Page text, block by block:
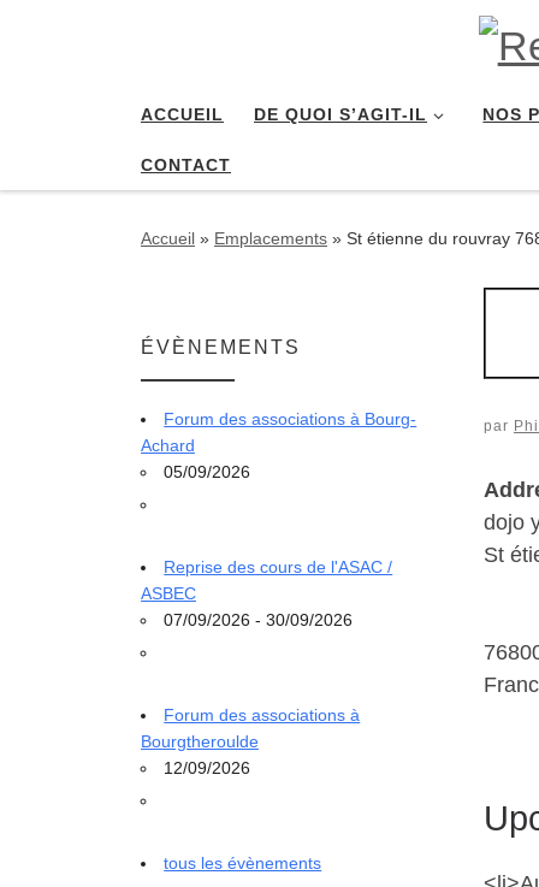
ACCUEIL DE QUOI S’AGIT-IL NOS
CONTACT
Accueil » Emplacements » St étienne du rouvray
par
dojo
St
ÉVÈNEMENTS
Forum des associations à Bourg-
Achard
05/09/2026
Reprise des cours de l'ASAC /
ASBEC
07/09/2026 - 30/09/2026
Forum des associations à
Bourgtheroulde
12/09/2026
tous les évènements